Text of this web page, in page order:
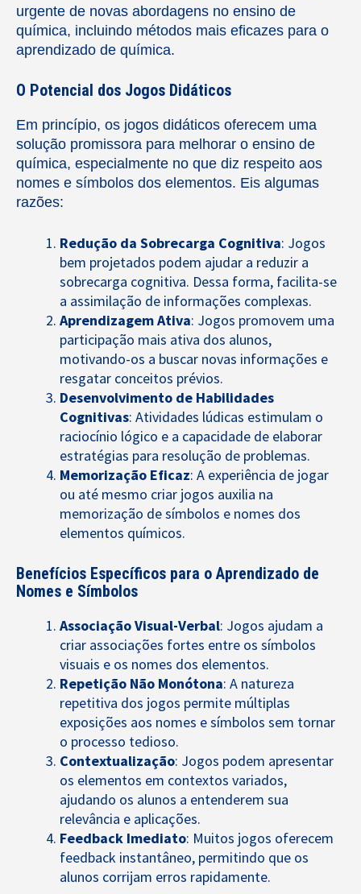
urgente de novas abordagens no ensino de
química, incluindo métodos mais eficazes para o
aprendizado de química.
O Potencial dos Jogos Didáticos
Em princípio, os jogos didáticos oferecem uma
solução promissora para melhorar o ensino de
química, especialmente no que diz respeito aos
nomes e símbolos dos elementos. Eis algumas
razões:
Redução da Sobrecarga Cognitiva: Jogos
bem projetados podem ajudar a reduzir a
sobrecarga cognitiva. Dessa forma, facilita-se
a assimilação de informações complexas.
Aprendizagem Ativa: Jogos promovem uma
participação mais ativa dos alunos,
motivando-os a buscar novas informações e
resgatar conceitos prévios.
Desenvolvimento de Habilidades
Cognitivas: Atividades lúdicas estimulam o
raciocínio lógico e a capacidade de elaborar
estratégias para resolução de problemas.
Memorização Eficaz: A experiência de jogar
ou até mesmo criar jogos auxilia na
memorização de símbolos e nomes dos
elementos químicos.
Benefícios Específicos para o Aprendizado de
Nomes e Símbolos
Associação Visual-Verbal: Jogos ajudam a
criar associações fortes entre os símbolos
visuais e os nomes dos elementos.
Repetição Não Monótona: A natureza
repetitiva dos jogos permite múltiplas
exposições aos nomes e símbolos sem tornar
o processo tedioso.
Contextualização: Jogos podem apresentar
os elementos em contextos variados,
ajudando os alunos a entenderem sua
relevância e aplicações.
Feedback Imediato: Muitos jogos oferecem
feedback instantâneo, permitindo que os
alunos corrijam erros rapidamente.